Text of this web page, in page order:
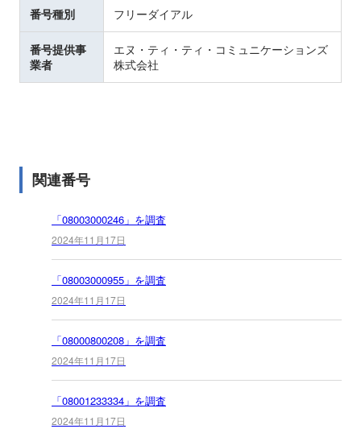
番号種別 フリーダイアル
番号提供事
業者
エヌ・ティ・ティ・コミュニケーションズ
株式会社
関連番号
「08003000246」を調査
2024年11月17日
「08003000955」を調査
2024年11月17日
「08000800208」を調査
2024年11月17日
「08001233334」を調査
2024年11月17日